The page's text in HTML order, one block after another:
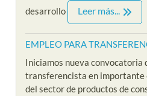
desarrollo
Leer más...
EMPLEO PARA
Iniciamos nueva convocatoria
transferencista en importante
del sector de productos de